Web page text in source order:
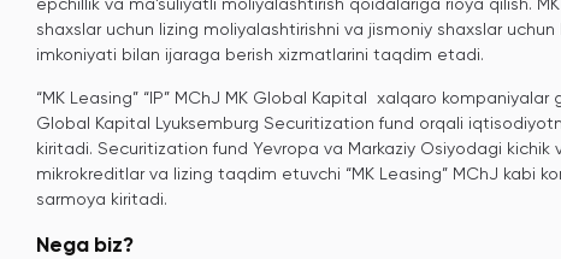
shaxslar uchun lizing moliyalashtirishni va jismoniy shaxslar uchun
imkoniyati bilan ijaraga berish xizmatlarini taqdim etadi.
“MK Leasing” “IP” MChJ MK Global Kapital xalqaro kompaniyalar
Global Kapital Lyuksemburg Securitization fund orqali
kiritadi. Securitization fund Yevropa va Markaziy Osiyodagi kichik
mikrokreditlar va lizing taqdim etuvchi “MK Leasing” MChJ kabi
sarmoya kiritadi.
Nega biz?